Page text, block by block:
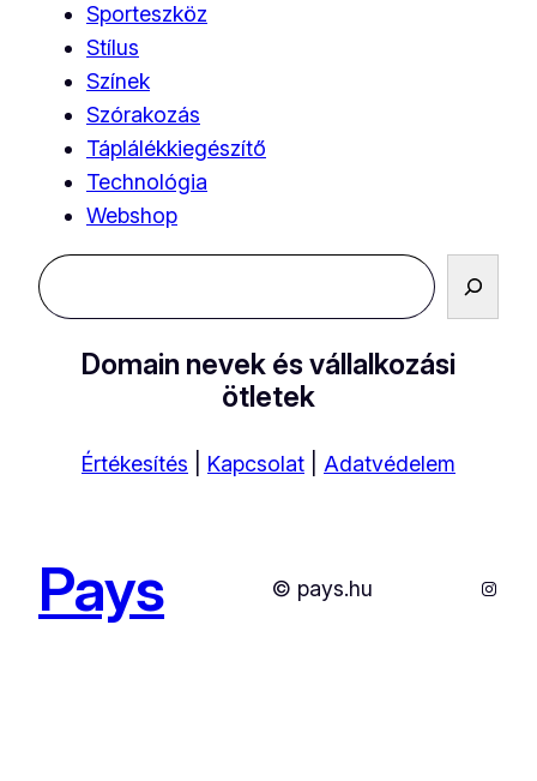
Sporteszköz
Stílus
Színek
Szórakozás
Táplálékkiegészítő
Technológia
Webshop
Keresés
Domain nevek és vállalkozási
ötletek
Értékesítés Kapcsolat Adatvédelem
Pays © pays.hu